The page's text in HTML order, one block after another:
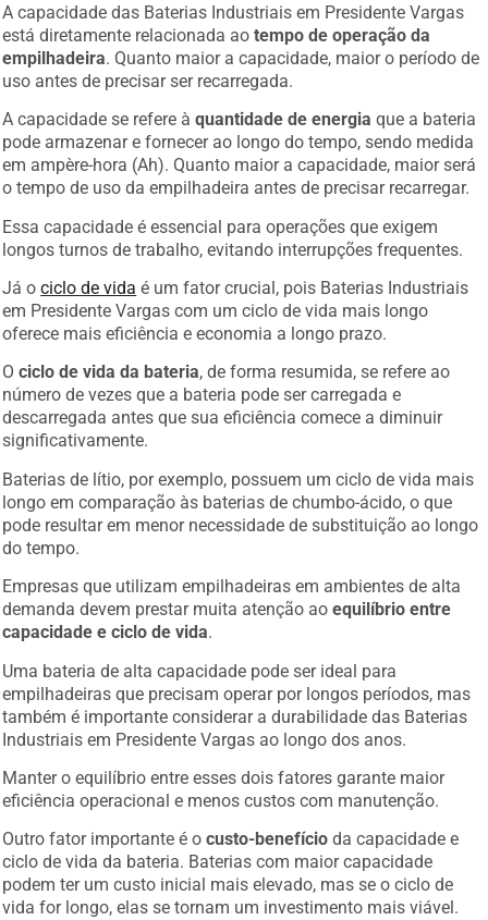
A capacidade das Baterias Industriais em Presidente Vargas
está diretamente relacionada aotempo de operação da
empilhadeira. Quanto maior a capacidade, maior o período de
uso antes de precisar ser recarregada.
A capacidade se refere àquantidade de energia que a bateria
pode armazenar e fornecer ao longo do tempo, sendo medida
em ampère-hora (Ah). Quanto maior a capacidade, maior será
o tempo de uso da empilhadeira antes de precisar recarregar.
Essa capacidade é essencial para operações que exigem
longos turnos de trabalho, evitando interrupções frequentes.
Já ociclo de vida é um fator crucial, pois Baterias Industriais
em Presidente Vargas com um ciclo de vida mais longo
oferece mais eficiência e economia a longo prazo.
Ociclo de vida da bateria, de forma resumida, se refere ao
número de vezes que a bateria pode ser carregada e
descarregada antes que sua eficiência comece a diminuir
significativamente.
Baterias de lítio, por exemplo, possuem um ciclo de vida mais
longo em comparação às baterias de chumbo-ácido, o que
pode resultar em menor necessidade de substituição ao longo
do tempo.
Empresas que utilizam empilhadeiras em ambientes de alta
demanda devem prestar muita atenção aoequilíbrio entre
capacidade e ciclo de vida.
Uma bateria de alta capacidade pode ser ideal para
empilhadeiras que precisam operar por longos períodos, mas
também é importante considerar a durabilidade das Baterias
Industriais em Presidente Vargas ao longo dos anos.
Manter o equilíbrio entre esses dois fatores garante maior
eficiência operacional e menos custos com manutenção.
Outro fator importante é ocusto-benefício da capacidade e
ciclo de vida da bateria. Baterias com maior capacidade
podem ter um custo inicial mais elevado, mas se o ciclo de
vida for longo, elas se tornam um investimento mais viável.